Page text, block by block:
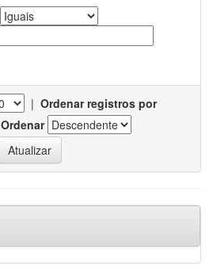
| Ordenar registros por
Ordenar